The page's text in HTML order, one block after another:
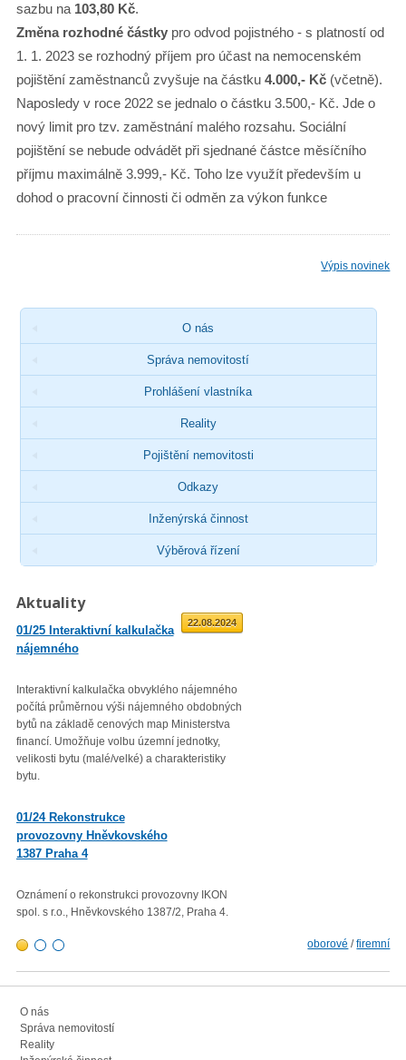
sazbu na 103,80 Kč.
Změna rozhodné částkypro odvod pojistného - s platností od
1. 1. 2023 se rozhodný příjem pro účast na nemocenském
pojištění zaměstnanců zvyšuje na částku 4.000,- Kč(včetně).
Naposledy v roce 2022 se jednalo o částku 3.500,- Kč. Jde o
nový limit pro tzv. zaměstnání malého rozsahu. Sociální
pojištění se nebude odvádět při sjednané částce měsíčního
příjmu maximálně 3.999,- Kč. Toho lze využít především u
dohod o pracovní činnosti či odměn za výkon funkce
Výpis novinek
O nás
Správa nemovitostí
Prohlášení vlastníka
Reality
Pojištění nemovitosti
Odkazy
Inženýrská činnost
Výběrová řízení
Aktuality
01/25 Interaktivní kalkulačka
nájemného
01.09.2025
Interaktivní kalkulačka obvyklého nájemného
počítá průměrnou výši nájemného obdobných
bytů na základě cenových map Ministerstva
financí. Umožňuje volbu územní jednotky,
velikosti bytu (malé/velké) a charakteristiky
bytu.
01/24 Rekonstrukce
provozovny Hněvkovského
1387 Praha 4
22.08.2024
Oznámení o rekonstrukci provozovny IKON
spol. s r.o., Hněvkovského 1387/2, Praha 4.
02/23 Zveřejnění průměrné
oborové /firemní
O nás
Správa nemovitostí
Reality